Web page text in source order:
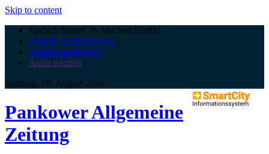
Skip to content
Einfach.SmartCity.Machen:Berlin! -
Artikel veröffentlichen |
Anzeige aufgeben |
Autor werden
Samstag, 08. August 2026
Pankower Allgemeine
Zeitung